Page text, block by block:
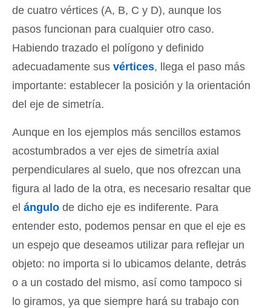
de cuatro vértices (A, B, C y D), aunque los
pasos funcionan para cualquier otro caso.
Habiendo trazado el polígono y definido
adecuadamente sus vértices, llega el paso más
importante: establecer la posición y la orientación
del eje de simetría.
Aunque en los ejemplos más sencillos estamos
acostumbrados a ver ejes de simetría axial
perpendiculares al suelo, que nos ofrezcan una
figura al lado de la otra, es necesario resaltar que
el ángulo de dicho eje es indiferente. Para
entender esto, podemos pensar en que el eje es
un espejo que deseamos utilizar para reflejar un
objeto: no importa si lo ubicamos delante, detrás
o a un costado del mismo, así como tampoco si
lo giramos, ya que siempre hará su trabajo con